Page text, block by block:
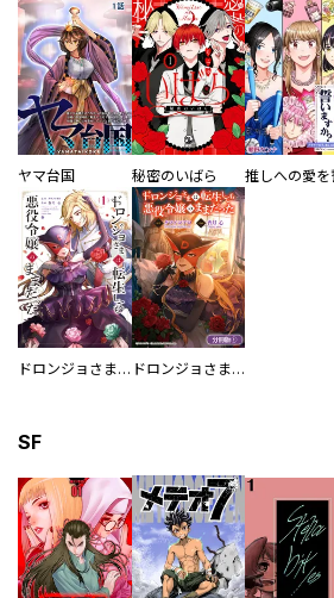
ヤマ台国 秘密のいばら
ドロンジョさまは転生しても悪役令嬢のままだった ドロンジョさまは転生しても悪役令嬢のままだった【分冊版】
SF